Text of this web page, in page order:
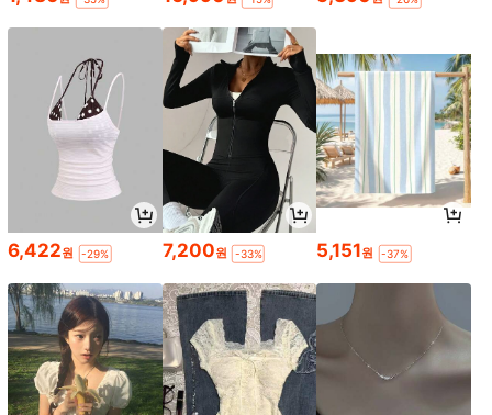
6,422원 -29% 7,200원 -33% 5,151원 -37%